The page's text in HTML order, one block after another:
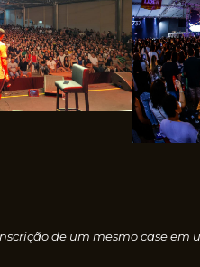
de um mesmo case em